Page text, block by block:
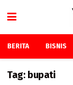
BERITA BISNIS
Tag: bupati